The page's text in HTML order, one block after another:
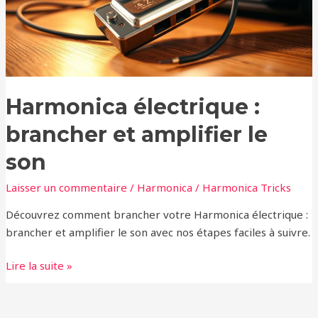
Harmonica électrique :
brancher et amplifier le
son
Laisser un commentaire / Harmonica / Harmonica Tricks
Découvrez comment brancher votre Harmonica électrique :
brancher et amplifier le son avec nos étapes faciles à suivre.
le
son
Lire la suite »